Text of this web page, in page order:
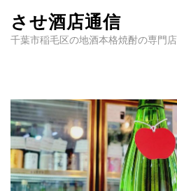
させ酒店通信
千葉市稲毛区の地酒本格焼酎の専門店